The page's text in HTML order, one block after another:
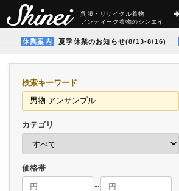
呉服・リサイクル着物
アンティーク着物のシンエイ
休業案内 夏季休業のお知らせ(8/13-8/16)
検索キーワード
カテゴリ
価格帯
～